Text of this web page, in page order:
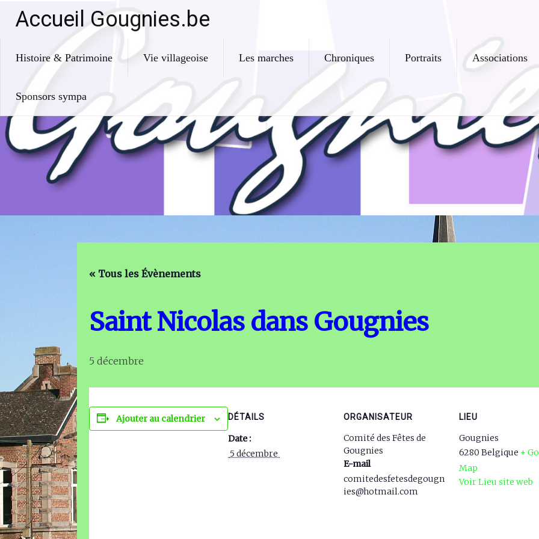
Accueil Gougnies.be
Histoire & Patrimoine Vie villageoise Les marches Chroniques Portraits Associations
Sponsors sympa
« Tous les Évènements
Saint Nicolas dans Gougnies
5 décembre
Ajouter au calendrier DÉTAILS
Date :
5 décembre
ORGANISATEUR
Comité des Fêtes de
Gougnies
E-mail
comitedesfetesdegougn
ies@hotmail.com
LIEU
Gougnies
6280 Belgique +
Map
Voir Lieu site web